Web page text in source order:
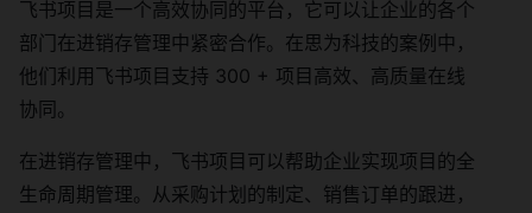
飞书项目是一个高效协同的平台，它可以让企业的各个
部门在进销存管理中紧密合作。在思为科技的案例中，
他们利用飞书项目支持 300 + 项目高效、高质量在线
协同。
在进销存管理中，飞书项目可以帮助企业实现项目的全
生命周期管理。从采购计划的制定、销售订单的跟进，